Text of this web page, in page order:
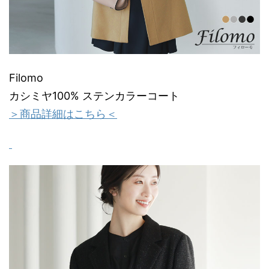
Filomo
カシミヤ100% ステンカラーコート
＞商品詳細はこちら＜